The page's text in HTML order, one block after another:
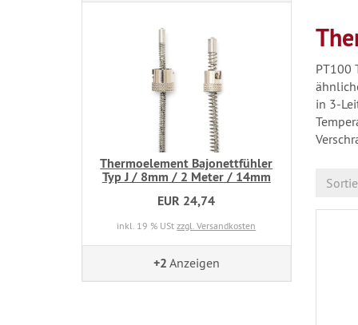
PT100
in 3-
Thermoelement Bajonettfühler
Typ J / 8mm / 2 Meter / 14mm
EUR 24,74
inkl. 19 % UStzzgl. Versandkosten
+2 Anzeigen